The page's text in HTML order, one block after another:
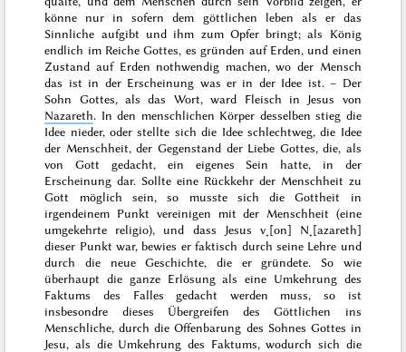
könne nur in sofern dem göttlichen leben als er das
Sinnliche aufgibt und ihm zum Opfer bringt; als König
endlich im Reiche Gottes, es gründen auf Erden, und einen
Zustand auf Erden nothwendig machen, wo der Mensch
das ist in der Erscheinung was er in der Idee ist. – Der
Sohn Gottes, als das Wort, ward Fleisch in Jesus von
Nazareth. In den menschlichen Körper desselben stieg die
Idee nieder, oder stellte sich die Idee schlechtweg, die Idee
der Menschheit, der Gegenstand der Liebe Gottes, die, als
von Gott gedacht, ein eigenes Sein hatte, in der
Erscheinung dar. Sollte eine Rückkehr der Menschheit zu
Gott möglich sein, so musste sich die Gottheit in
irgendeinem Punkt vereinigen mit der Menschheit (eine
umgekehrte religio), und dass Jesus v˖[on] N˖[azareth]
dieser Punkt war, bewies er faktisch durch seine Lehre und
durch die neue Geschichte, die er gründete. So wie
überhaupt die ganze Erlösung als eine Umkehrung des
Faktums des Falles gedacht werden muss, so ist
insbesondre dieses Übergreifen des Göttlichen ins
Menschliche, durch die Offenbarung des Sohnes Gottes in
Jesu, als die Umkehrung des Faktums, wodurch sich die